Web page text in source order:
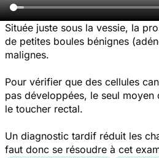
Située juste sous la vessie, la
de petites boules bénignes
malignes.
Pour vérifier que des cellules
pas développées, le seul
le toucher rectal.
Un diagnostic tardif réduit les
faut donc se résoudre à cet